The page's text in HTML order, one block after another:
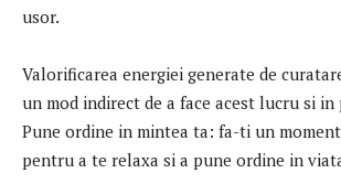
usor.
Valorificarea energiei generate de
un mod indirect de a face acest lucru si
Pune ordine in mintea ta: fa-ti un
pentru a te relaxa si a pune ordine in